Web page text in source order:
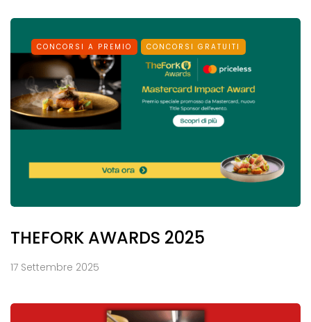
CONCORSI A PREMIO CONCORSI GRATUITI
THEFORK AWARDS 2025
17 Settembre 2025